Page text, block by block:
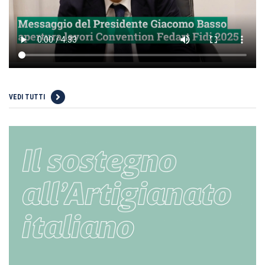
VEDI TUTTI